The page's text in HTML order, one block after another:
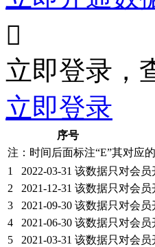

立即登录，
立即登录
序号
注：时间后面标注“E”其对应
1
2022-03-31 该数据只对会员
2
2021-12-31 该数据只对会员
3
2021-09-30 该数据只对会员
4
2021-06-30 该数据只对会员
5
2021-03-31 该数据只对会员